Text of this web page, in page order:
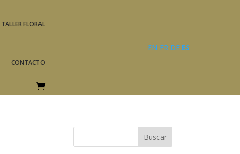
TALLER FLORAL
CONTACTO
EN FR DE ES